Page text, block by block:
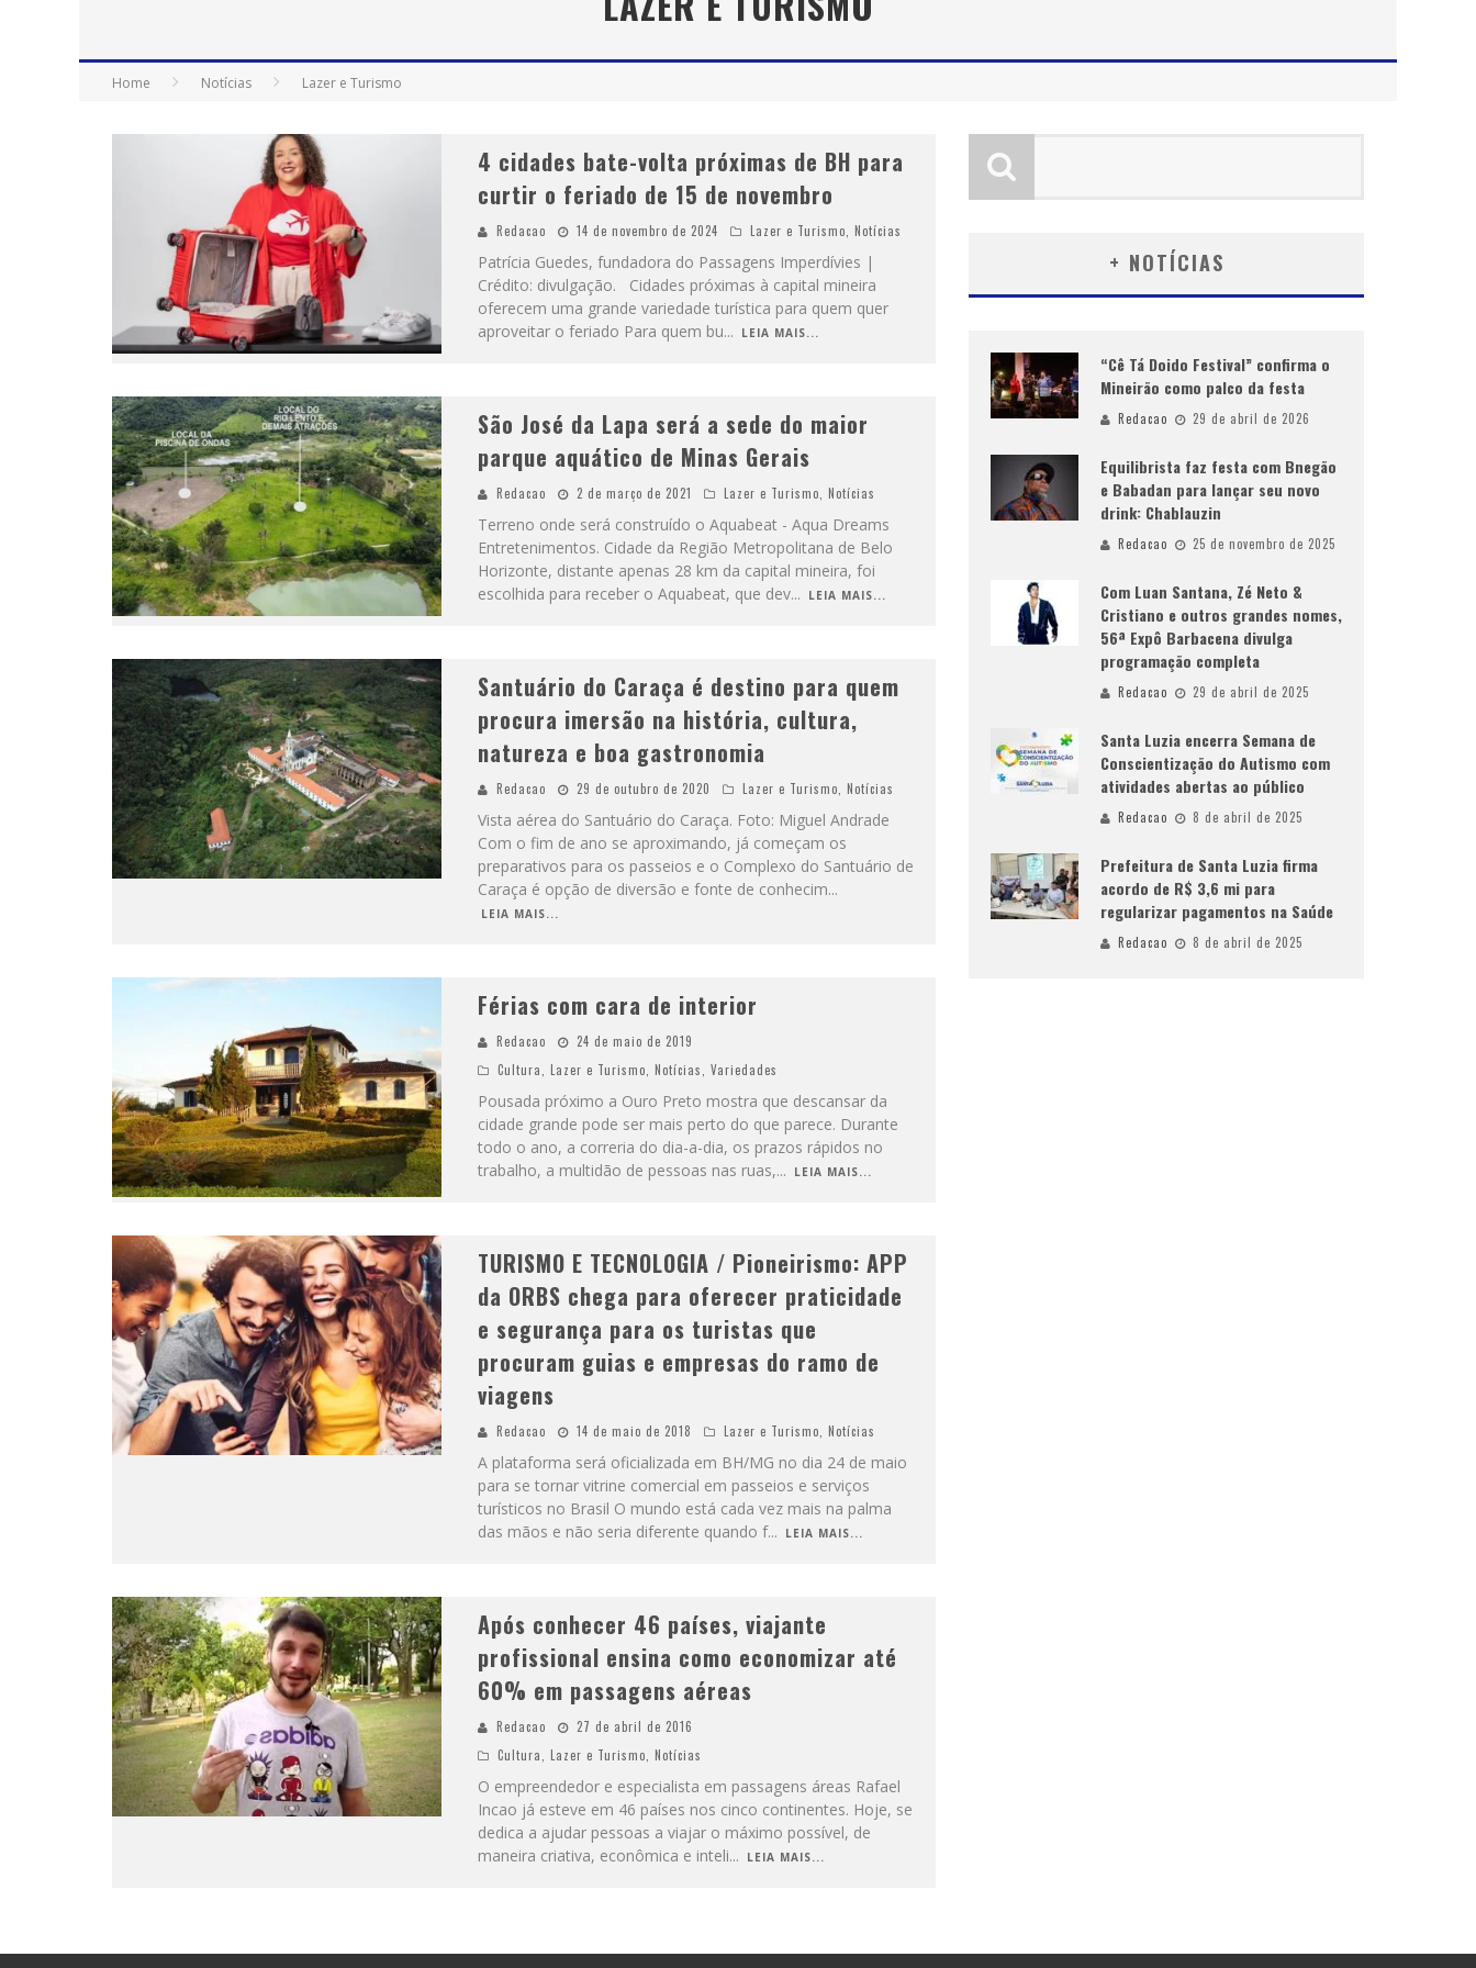
S
ANTA LUZIA ENCERRA SEMANA DE CONSCIENTIZAÇÃO DO AUTISMO COM ATIVIDADES ABERTAS AO PÚBLICO
Home Notícias Lazer e Turismo
4 cidades bate-volta próximas de BH para
curtir o feriado de 15 de novembro
Redacao 14 de novembro de 2024 Lazer e Turismo Notícias
Patrícia Guedes, fundadora do Passagens Imperdívies |
Crédito: divulgação. Cidades próximas à capital mineira
oferecem uma grande variedade turística para quem quer
aproveitar o feriado Para quem bu... LEIA MAIS...
São José da Lapa será a sede do maior
parque aquático de Minas Gerais
Redacao 2 de março de 2021 Lazer e Turismo Notícias
Terreno onde será construído o Aquabeat - Aqua Dreams
Entretenimentos. Cidade da Região Metropolitana de Belo
Horizonte, distante apenas 28 km da capital mineira, foi
escolhida para receber o Aquabeat, que dev... LEIA MAIS...
Santuário do Caraça é destino para quem
procura imersão na história, cultura,
natureza e boa gastronomia
Redacao 29 de outubro de 2020 Lazer e Turismo Notícias
Vista aérea do Santuário do Caraça. Foto: Miguel Andrade
Com o fim de ano se aproximando, já começam os
preparativos para os passeios e o Complexo do Santuário de
Caraça é opção de diversão e fonte de conhecim...
LEIA MAIS...
Férias com cara de interior
Redacao
24 de maio de 2019
Cultura
Lazer e Turismo Notícias Variedades
Pousada próximo a Ouro Preto mostra que descansar da
cidade grande pode ser mais perto do que parece. Durante
todo o ano, a correria do dia-a-dia, os prazos rápidos no
trabalho, a multidão de pessoas nas ruas,... LEIA MAIS...
TURISMO E TECNOLOGIA / Pioneirismo: APP
da ORBS chega para oferecer praticidade
e segurança para os turistas que
procuram guias e empresas do ramo de
viagens
Redacao 14 de maio de 2018 Lazer e Turismo Notícias
A plataforma será oficializada em BH/MG no dia 24 de maio
para se tornar vitrine comercial em passeios e serviços
turísticos no Brasil O mundo está cada vez mais na palma
das mãos e não seria diferente quando f... LEIA MAIS...
Após conhecer 46 países, viajante
profissional ensina como economizar até
60% em passagens aéreas
Redacao
27 de abril de 2016
Cultura
Lazer e Turismo Notícias
O empreendedor e especialista em passagens áreas Rafael
Incao já esteve em 46 países nos cinco continentes. Hoje, se
dedica a ajudar pessoas a viajar o máximo possível, de
maneira criativa, econômica e inteli... LEIA MAIS...
+ NOTÍCIAS
“Cê Tá Doido Festival” confirma o
Mineirão como palco da festa
Redacao 29 de abril de 2026
Equilibrista faz festa com Bnegão
e Babadan para lançar seu novo
drink: Chablauzin
Redacao 25 de novembro de 2025
Com Luan Santana, Zé Neto &
Cristiano e outros grandes nomes,
56ª Expô Barbacena divulga
programação completa
Redacao 29 de abril de 2025
Santa Luzia encerra Semana de
Conscientização do Autismo com
atividades abertas ao público
Redacao 8 de abril de 2025
Prefeitura de Santa Luzia firma
acordo de R$ 3,6 mi para
regularizar pagamentos na Saúde
Redacao 8 de abril de 2025